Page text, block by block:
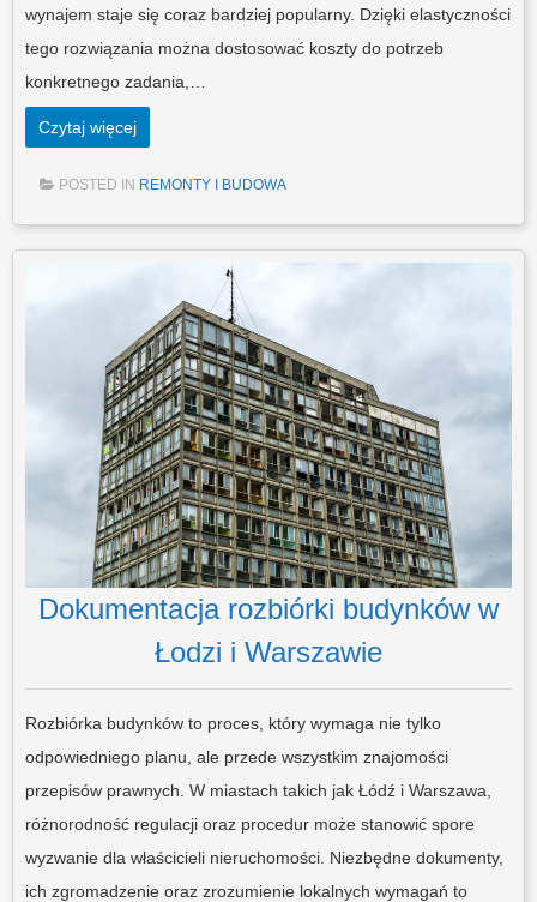
wynajem staje się coraz bardziej popularny. Dzięki elastyczności
tego rozwiązania można dostosować koszty do potrzeb
konkretnego zadania,…
Czytaj więcej
POSTED IN REMONTY I BUDOWA
Dokumentacja rozbiórki budynków w
Łodzi i Warszawie
Rozbiórka budynków to proces, który wymaga nie tylko
odpowiedniego planu, ale przede wszystkim znajomości
przepisów prawnych. W miastach takich jak Łódź i Warszawa,
różnorodność regulacji oraz procedur może stanowić spore
wyzwanie dla właścicieli nieruchomości. Niezbędne dokumenty,
ich zgromadzenie oraz zrozumienie lokalnych wymagań to